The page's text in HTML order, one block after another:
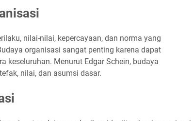
nilai-nilai, kepercayaan, dan norma yang
organisasi sangat penting karena dapat
keseluruhan. Menurut Edgar Schein, budaya
nilai, dan asumsi dasar.